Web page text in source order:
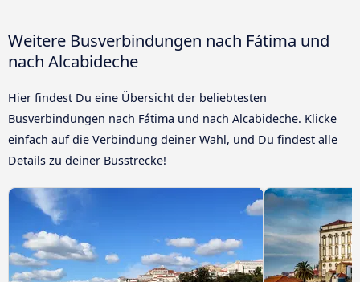
Weitere Busverbindungen nach Fátima und
nach Alcabideche
Hier findest Du eine Übersicht der beliebtesten
Busverbindungen nach Fátima und nach Alcabideche. Klicke
einfach auf die Verbindung deiner Wahl, und Du findest alle
Details zu deiner Busstrecke!